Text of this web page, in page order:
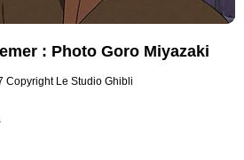
: Photo Goro Miyazaki
Copyright Le Studio Ghibli